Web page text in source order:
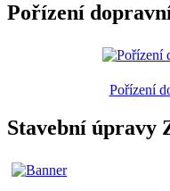
Pořízení
Pořízení
Stavební úpravy